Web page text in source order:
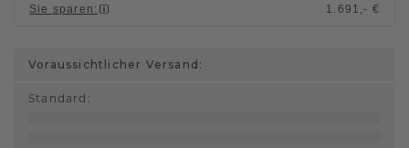
Sie sparen : 1.691,- €
Voraussichtlicher Versand:
Standard :